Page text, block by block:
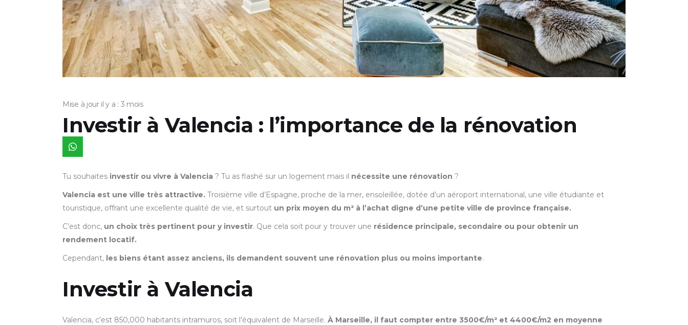
Mise à jour il y a : 3 mois
Investir à Valencia : l’importance de la rénovation
Tu souhaites investir ou vivre à Valencia ? Tu as flashé sur un logement mais il nécessite une rénovation ?
Valencia est une ville très attractive. Troisième ville d’Espagne, proche de la mer, ensoleillée, dotée d’un aéroport international, une ville étudiante et
touristique, offrant une excellente qualité de vie, et surtout un prix moyen du m² à l’achat digne d’une petite ville de province française.
C’est donc, un choix très pertinent pour y investir. Que cela soit pour y trouver une résidence principale, secondaire ou pour obtenir un
rendement locatif.
Cependant, les biens étant assez anciens, ils demandent souvent une rénovation plus ou moins importante.
Investir à Valencia
Valencia, c’est 850,000 habitants intramuros, soit l’équivalent de Marseille. À Marseille, il faut compter entre 3500€/m² et 4400€/m2 en moyenne